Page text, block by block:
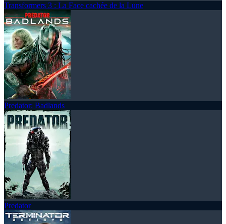
Transformers 3 : La Face cachée de la Lune
Predator: Badlands
Predator